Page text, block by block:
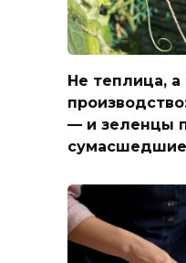
Не теплица, а
— и зеленцы